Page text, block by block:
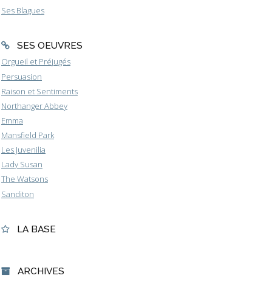
Ses Blagues
SES OEUVRES
Orgueil et Préjugés
Persuasion
Raison et Sentiments
Northanger Abbey
Emma
Mansfield Park
Les Juvenilia
Lady Susan
The Watsons
Sanditon
LA BASE
ARCHIVES